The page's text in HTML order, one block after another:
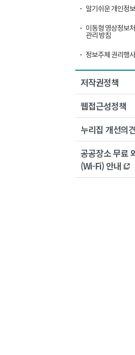
알기쉬운 개인정
이동형 영상정보
관리 방침
정보주체 권리행
저작권정책
웹접근성정책
누리집 개선의
공공장소 무료
(Wi-Fi) 안내